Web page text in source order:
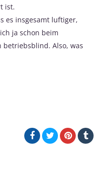
ist.
es insgesamt luftiger,
ja schon beim
betriebsblind. Also, was